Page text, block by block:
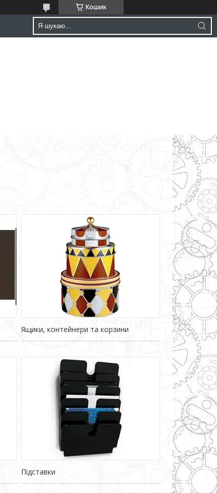
Кошик
Ящики, контейнери та корзини
Підставки